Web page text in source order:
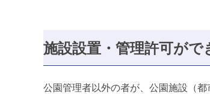
施設設置・管理許可がで
公園管理者以外の者が、公園施設（